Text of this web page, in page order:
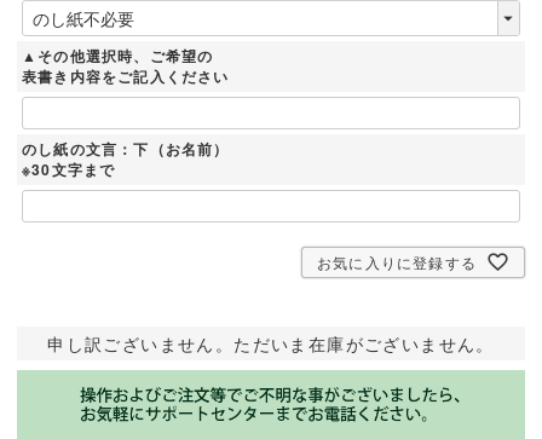
(
必
須
)
▲その他選択時、ご希望の
表書き内容をご記入ください
のし紙の文言：下（お名前）
※30文字まで
お気に入りに登録する
申し訳ございません。ただいま在庫がございません。